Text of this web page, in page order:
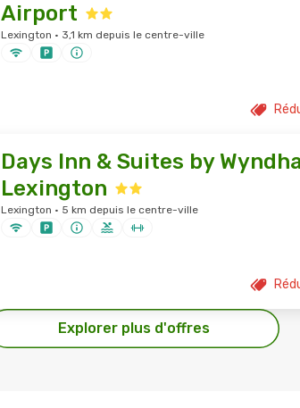
Airport
Lexington · 3,1 km depuis le centre-ville
Days Inn & Suites by
Lexington
Lexington · 5 km depuis le centre-ville
Explorer plus d'offres